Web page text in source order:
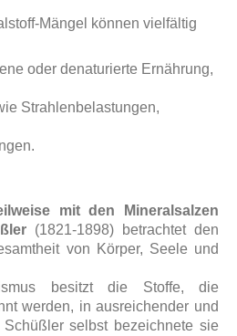
Mängel können vielfältig
oder denaturierte Ernährung,
Strahlenbelastungen,
mit den Mineralsalzen
(1821-1898) betrachtet den
von Körper, Seele und
besitzt die Stoffe, die
werden, in ausreichender und
Schüßler selbst bezeichnete sie